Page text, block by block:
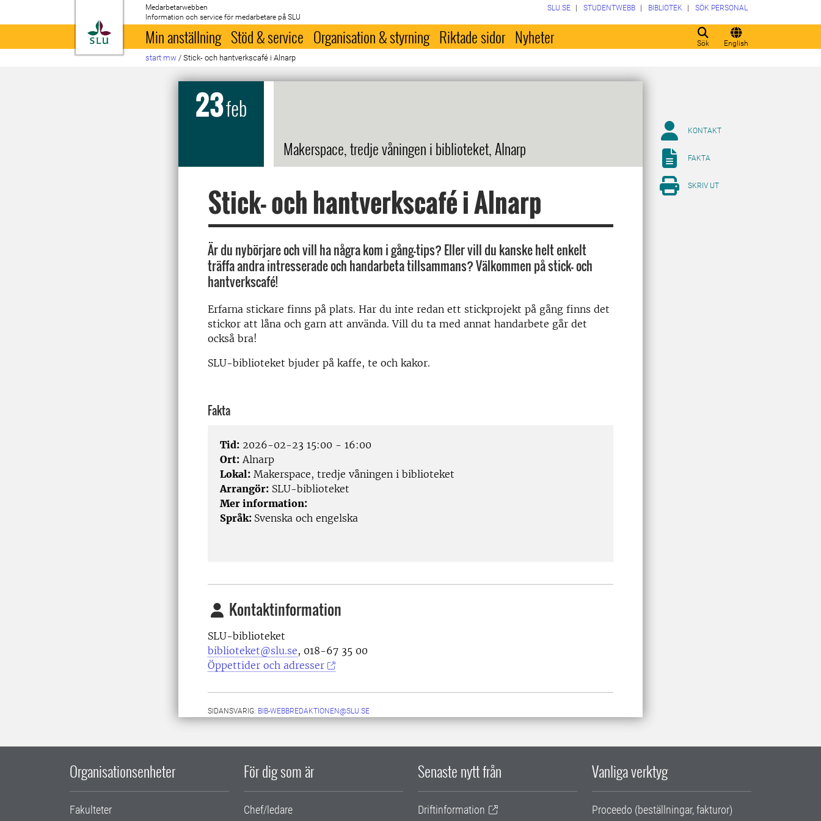
Till startsida
Medarbetarwebben
Information och service för medarbetare på SLU
Sök English
SLU.SE STUDENTWEBB BIBLIOTEK SÖK PERSONAL
Min anställning Stöd & service Organisation & styrning Riktade sidor Nyheter
start mw / Stick- och hantverkscafé i Alnarp
23feb
Makerspace, tredje våningen i biblioteket, Alnarp
Stick- och hantverkscafé i Alnarp
Är du nybörjare och vill ha några kom i gång-tips? Eller vill du kanske helt enkelt
träffa andra intresserade och handarbeta tillsammans? Välkommen på stick- och
hantverkscafé!
Erfarna stickare finns på plats. Har du inte redan ett stickprojekt på gång finns det
stickor att låna och garn att använda. Vill du ta med annat handarbete går det
också bra!
SLU-biblioteket bjuder på kaffe, te och kakor.
Fakta
Tid: 2026-02-23 15:00 - 16:00
Ort: Alnarp
Lokal: Makerspace, tredje våningen i biblioteket
Arrangör: SLU-biblioteket
Mer information:
Språk: Svenska och engelska
Kontaktinformation
SLU-biblioteket
biblioteket@slu.se, 018-67 35 00
Öppettider och adresser
SIDANSVARIG: BIB-WEBBREDAKTIONEN@SLU.SE
KONTAKT
FAKTA
SKRIV UT
Organisationsenheter
Fakulteter
För dig som är
Chef/ledare
Senaste nytt från
Driftinformation
Vanliga verktyg
Proceedo (beställningar, fakturor)